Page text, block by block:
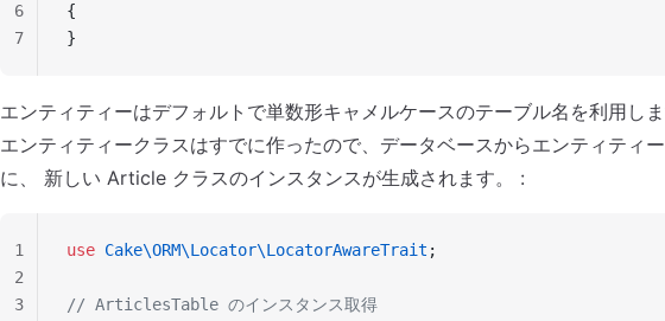
{
}
6
7
エンティティーはデフォルトで単数形キャメルケースのテーブル名を利用し
エンティティークラスはすでに作ったので、データベースからエンティティ
に、 新しい Article クラスのインスタンスが生成されます。 :
use Cake\ORM\Locator\LocatorAwareTrait ;
// ArticlesTable のインスタンス取得
1
2
3